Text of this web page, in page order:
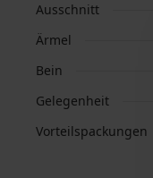
Ausschnitt
Ärmel
Bein
Gelegenheit
Vorteilspackungen